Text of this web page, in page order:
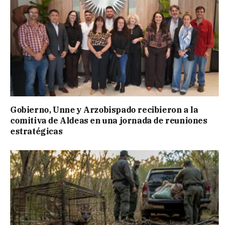
Gobierno, Unne y Arzobispado recibieron a la
comitiva de Aldeas en una jornada de reuniones
estratégicas